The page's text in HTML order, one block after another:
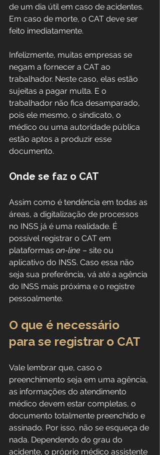
de um dia útil em caso de acidentes.
Em caso de morte, o CAT deve ser
feito imediatamente.
Infelizmente, muitas empresas se
negam a fornecer a CAT ao
trabalhador. Neste caso, elas estão
sujeitas a pagar multa. E o
trabalhador não fica desamparado,
pois ele mesmo, o sindicato, o
médico ou uma autoridade pública
estão aptos a produzir esse
documento.
Onde se faz o CAT
Assim como é tendência em todas as
áreas, a digitalização de processos
no INSS já é uma realidade. É
possível registrar o CAT em
plataformas on-line – site ou
aplicativo do INSS. Caso essa não
seja sua preferência, vá até a agência
do INSS mais próxima e o registre
pessoalmente.
O que é necessário
para se registrar o CAT
Vale lembrar que, caso o
preenchimento seja em uma agência,
as informações do atendimento
médico devem estar completas, o
documento totalmente preenchido e
assinado. Por isso, não se esqueça de
nada. Dependendo do grau do
acidente, o próprio médico assistente